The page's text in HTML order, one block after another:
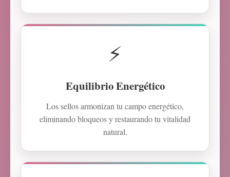
⚡
Equilibrio Energético
Los sellos armonizan tu campo energético,
eliminando bloqueos y restaurando tu vitalidad
natural.